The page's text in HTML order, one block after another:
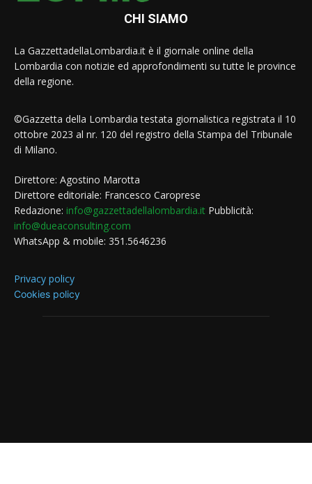
CHI SIAMO
La GazzettadellaLombardia.it è il giornale online della
Lombardia con notizie ed approfondimenti su tutte le province
della regione.
©Gazzetta della Lombardia testata giornalistica registrata il 10
ottobre 2023 al nr. 120 del registro della Stampa del Tribunale
di Milano.
Direttore: Agostino Marotta
Direttore editoriale: Francesco Caroprese
Redazione: info@gazzettadellalombardia.it Pubblicità:
info@dueaconsulting.com
WhatsApp & mobile: 351.5646236
Privacy policy
Cookies policy